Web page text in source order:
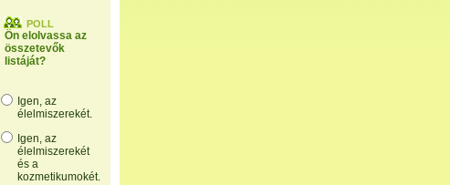
POLL
Ön elolvassa az
összetevők
listáját?
Igen, az
élelmiszerekét.
Igen, az
élelmiszerekét
és a
kozmetikumokét.